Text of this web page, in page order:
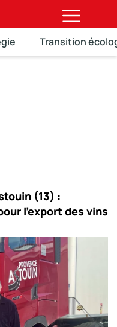
Transition
(13) :
l’export des vins